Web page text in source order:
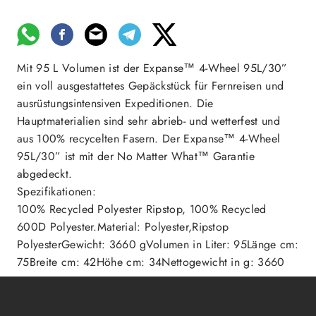
Mit 95 L Volumen ist der Expanse™ 4-Wheel 95L/30”
ein voll ausgestattetes Gepäckstück für Fernreisen und
ausrüstungsintensiven Expeditionen. Die
Hauptmaterialien sind sehr abrieb- und wetterfest und
aus 100% recycelten Fasern. Der Expanse™ 4-Wheel
95L/30” ist mit der No Matter What™ Garantie
abgedeckt.
Spezifikationen:
100% Recycled Polyester Ripstop, 100% Recycled
600D Polyester.Material: Polyester,Ripstop
PolyesterGewicht: 3660 gVolumen in Liter: 95Länge cm:
75Breite cm: 42Höhe cm: 34Nettogewicht in g: 3660